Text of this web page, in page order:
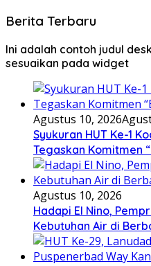
Berita Terbaru
Ini adalah contoh judul
sesuaikan pada widget
Agustus 10, 2026
Syukuran HUT Ke-1
Tegaskan Komitmen
Agustus 10, 2026
Hadapi El Nino,
Kebutuhan Air di